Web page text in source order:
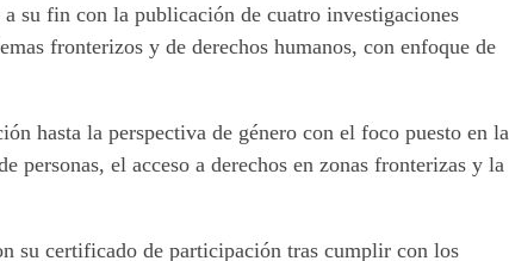
su fin con la publicación de cuatro investigaciones
fronterizos y de derechos humanos, con enfoque de
hasta la perspectiva de género con el foco puesto en la
personas, el acceso a derechos en zonas fronterizas y la
su certificado de participación tras cumplir con los